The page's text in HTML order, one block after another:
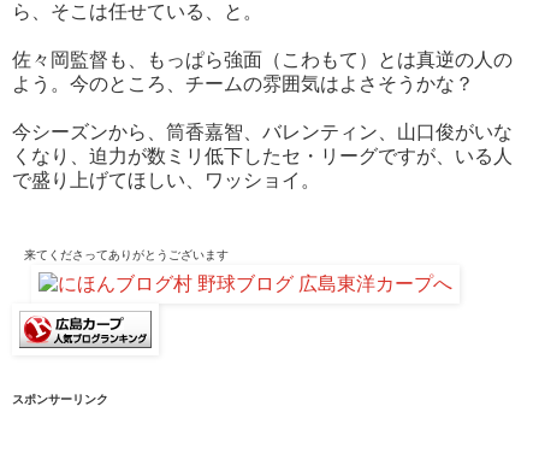
ら、そこは任せている、と。
佐々岡監督も、もっぱら強面（こわもて）とは真逆の人の
よう。今のところ、チームの雰囲気はよさそうかな？
今シーズンから、筒香嘉智、バレンティン、山口俊がいな
くなり、迫力が数ミリ低下したセ・リーグですが、いる人
で盛り上げてほしい、ワッショイ。
来てくださってありがとうございます
スポンサーリンク